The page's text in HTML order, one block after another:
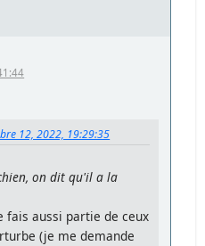
12, 2022, 19:29:35
on dit qu'il a la
fais aussi partie de ceux
(je me demande